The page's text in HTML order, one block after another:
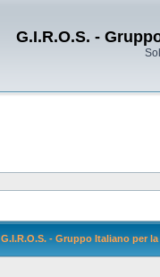
G.I.R.O.S. -
G.I.R.O.S. - Gruppo Italiano per